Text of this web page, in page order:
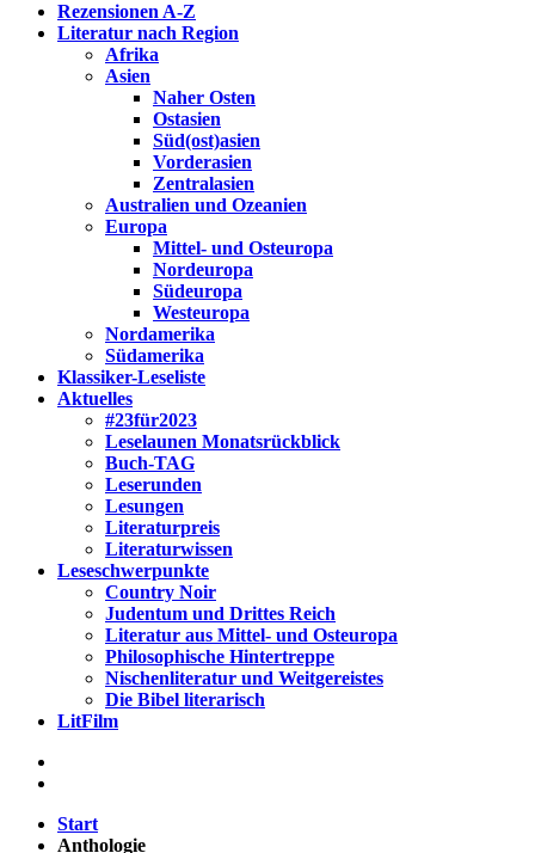
Rezensionen A-Z
Literatur nach Region
Afrika
Asien
Naher Osten
Ostasien
Süd(ost)asien
Vorderasien
Zentralasien
Australien und Ozeanien
Europa
Mittel- und Osteuropa
Nordeuropa
Südeuropa
Westeuropa
Nordamerika
Südamerika
Klassiker-Leseliste
Aktuelles
#23für2023
Leselaunen Monatsrückblick
Buch-TAG
Leserunden
Lesungen
Literaturpreis
Literaturwissen
Leseschwerpunkte
Country Noir
Judentum und Drittes Reich
Literatur aus Mittel- und Osteuropa
Philosophische Hintertreppe
Nischenliteratur und Weitgereistes
Die Bibel literarisch
LitFilm
Start
Anthologie